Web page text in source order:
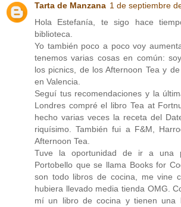
Tarta de Manzana 1 de septiembre
Hola Estefanía, te sigo hace
biblioteca.
Yo también poco a poco voy
tenemos varias cosas en común:
los picnics, de los Afternoon Tea y
en Valencia.
Seguí tus recomendaciones y la
Londres compré el libro Tea at
hecho varias veces la receta del
riquísimo. También fui a F&M,
Afternoon Tea.
Tuve la oportunidad de ir a una
Portobello que se llama Books for
son todo libros de cocina, me vine
hubiera llevado media tienda OMG.
mí un libro de cocina y tienen una